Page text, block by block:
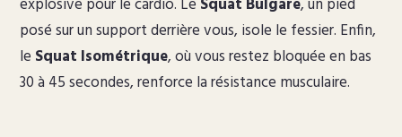
explosive pour le cardio. Le Squat Bulgare, un pied
posé sur un support derrière vous, isole le fessier. Enfin,
le Squat Isométrique, où vous restez bloquée en bas
30 à 45 secondes, renforce la résistance musculaire.